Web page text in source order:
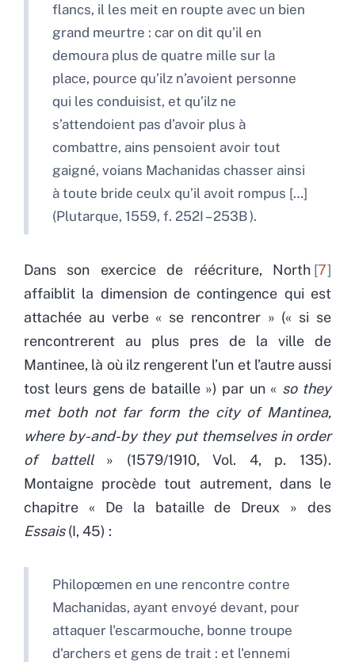
flancs, il les meit en roupte avec un bien
grand meurtre : car on dit qu’il en
demoura plus de quatre mille sur la
place, pource qu’ilz n’avoient personne
qui les conduisist, et qu’ilz ne
s’attendoient pas d’avoir plus à
combattre, ains pensoient avoir tout
gaigné, voians Machanidas chasser ainsi
à toute bride ceulx qu’il avoit rompus […]
(Plutarque, 1559, f. 252I – 253B).
Dans son exercice de réécriture, North 7
affaiblit la dimension de contingence qui est
attachée au verbe « se rencontrer » (« si se
rencontrerent au plus pres de la ville de
Mantinee, là où ilz rengerent l’un et l’autre aussi
tost leurs gens de bataille ») par un « so they
met both not far form the city of Mantinea,
where by-and-by they put themselves in order
of battell» (1579/1910, Vol. 4, p. 135).
Montaigne procède tout autrement, dans le
chapitre « De la bataille de Dreux » des
Essais(I, 45) :
Philopœmen en une rencontre contre
Machanidas, ayant envoyé devant, pour
attaquer l'escarmouche, bonne troupe
d'archers et gens de trait : et l'ennemi